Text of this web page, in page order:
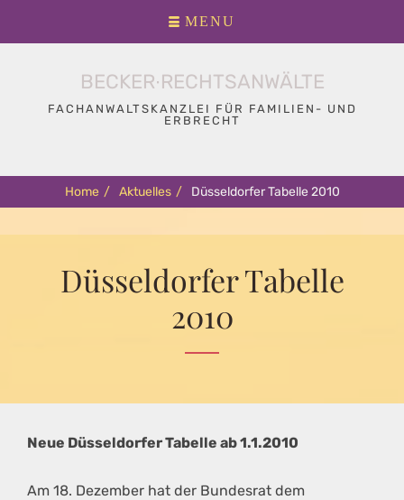
MENU
BECKER∙RECHTSANWÄLTE
FACHANWALTSKANZLEI FÜR FAMILIEN- UND
ERBRECHT
Home / Aktuelles / Düsseldorfer Tabelle 2010
Düsseldorfer Tabelle
2010
Neue Düsseldorfer Tabelle ab 1.1.2010
Am 18. Dezember hat der Bundesrat dem